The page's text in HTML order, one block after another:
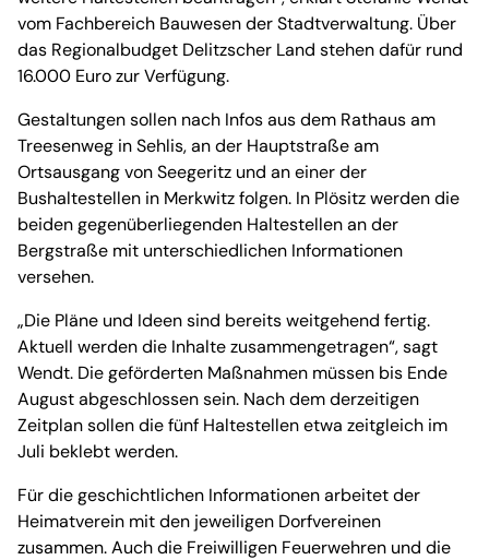
vom Fachbereich Bauwesen der Stadtverwaltung. Über
das Regionalbudget Delitzscher Land stehen dafür rund
16.000 Euro zur Verfügung.
Gestaltungen sollen nach Infos aus dem Rathaus am
Treesenweg in Sehlis, an der Hauptstraße am
Ortsausgang von Seegeritz und an einer der
Bushaltestellen in Merkwitz folgen. In Plösitz werden die
beiden gegenüberliegenden Haltestellen an der
Bergstraße mit unterschiedlichen Informationen
versehen.
„Die Pläne und Ideen sind bereits weitgehend fertig.
Aktuell werden die Inhalte zusammengetragen“, sagt
Wendt. Die geförderten Maßnahmen müssen bis Ende
August abgeschlossen sein. Nach dem derzeitigen
Zeitplan sollen die fünf Haltestellen etwa zeitgleich im
Juli beklebt werden.
Für die geschichtlichen Informationen arbeitet der
Heimatverein mit den jeweiligen Dorfvereinen
zusammen. Auch die Freiwilligen Feuerwehren und die